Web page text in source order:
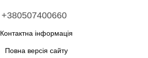
+380507400660
Контактна інформація
Повна версія сайту